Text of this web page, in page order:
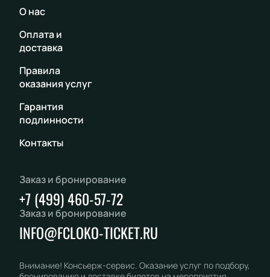
О нас
Оплата и
доставка
Правила
оказания услуг
Гарантия
подлинности
Контакты
Заказ и бронирование
+7 (499) 460-57-72
Заказ и бронирование
INFO@FCLOKO-TICKET.RU
Внимание! Консьерж-сервис. Оказание услуг по подбору,